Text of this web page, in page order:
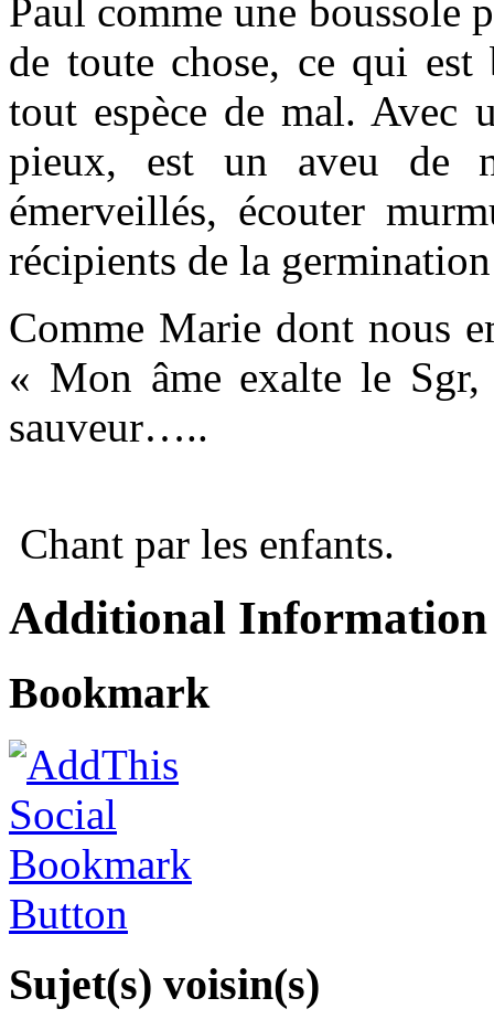
Paul comme une boussole
de toute chose, ce qui est
tout espèce de mal. Avec
pieux, est un aveu de
émerveillés, écouter
récipients de la
Comme Marie dont nous
« Mon âme exalte le
sauveur…..
Chant par les enfants.
Additional Information
Bookmark
Sujet(s) voisin(s)